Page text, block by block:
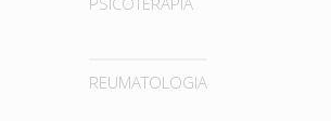
REUMATOLOGIA